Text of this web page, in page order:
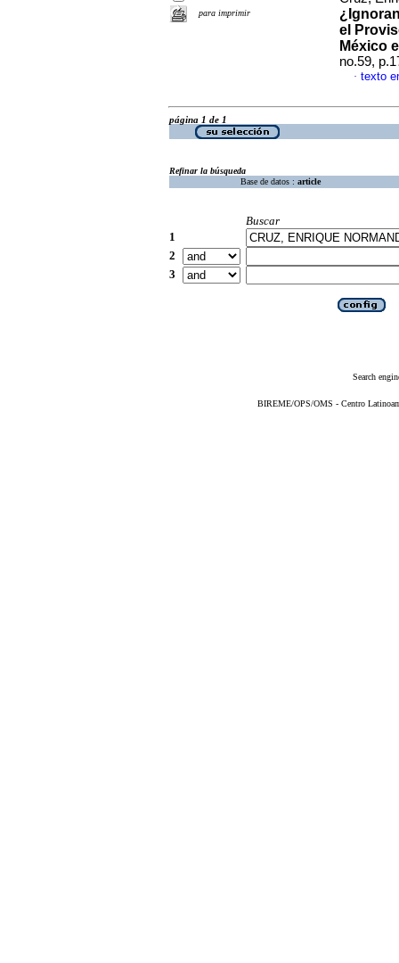
para imprimir
el
México
no.59,
· texto
página 1 de 1
Refinar la búsqueda
Base de datos : article
Buscar
1
2
3
Search
BIREME/OPS/OMS - Centro